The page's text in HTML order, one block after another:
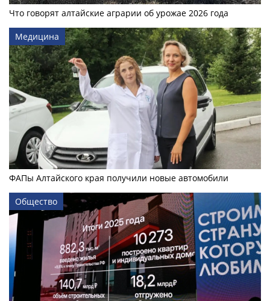
Что говорят алтайские аграрии об урожае 2026 года
Медицина
ФАПы Алтайского края получили новые автомобили
Общество